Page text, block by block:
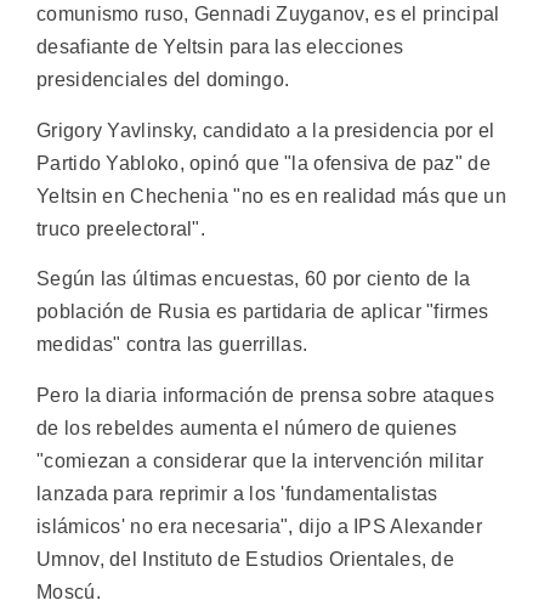
comunismo ruso, Gennadi Zuyganov, es el principal
desafiante de Yeltsin para las elecciones
presidenciales del domingo.
Grigory Yavlinsky, candidato a la presidencia por el
Partido Yabloko, opinó que "la ofensiva de paz" de
Yeltsin en Chechenia "no es en realidad más que un
truco preelectoral".
Según las últimas encuestas, 60 por ciento de la
población de Rusia es partidaria de aplicar "firmes
medidas" contra las guerrillas.
Pero la diaria información de prensa sobre ataques
de los rebeldes aumenta el número de quienes
"comiezan a considerar que la intervención militar
lanzada para reprimir a los 'fundamentalistas
islámicos' no era necesaria", dijo a IPS Alexander
Umnov, del Instituto de Estudios Orientales, de
Moscú.